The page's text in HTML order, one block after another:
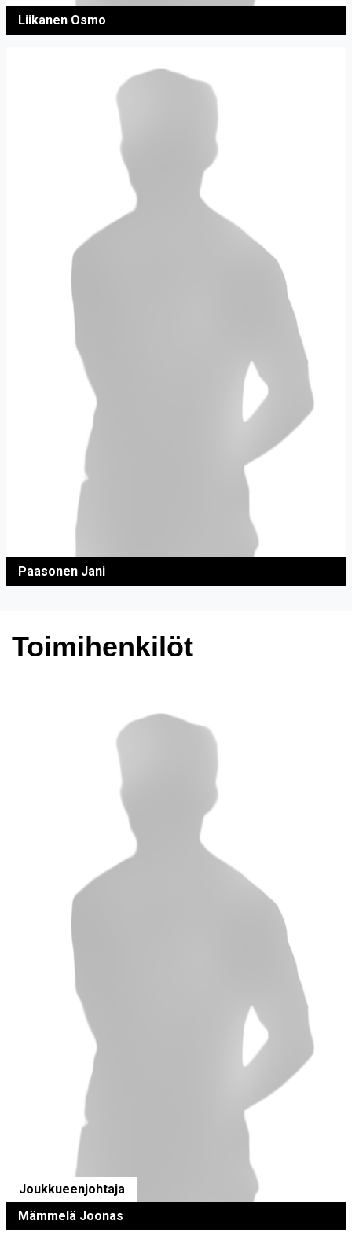
Liikanen Osmo
Paasonen Jani
Toimihenkilöt
Joukkueenjohtaja
Mämmelä Joonas